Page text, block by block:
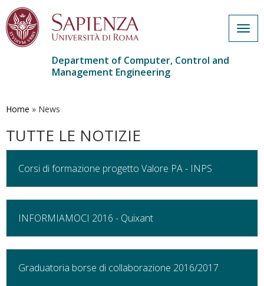
main
Department of Computer, Control and
Management Engineering
Home » News
TUTTE LE NOTIZIE
Corsi di formazione progetto Valore PA - INPS
INFORMIAMOCI 2016 - Quixant
Graduatoria borse di collaborazione 2016/2017